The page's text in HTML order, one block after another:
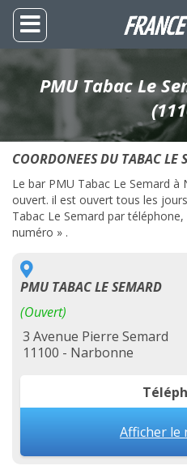
PMU Tabac Le
COORDONEES DU TABAC LE
Le bar PMU Tabac Le Semard
ouvert. il est ouvert tous les
Tabac Le Semard par
numéro » .
PMU TABAC LE SEMARD
(Ouvert)
3 Avenue Pierre Semard
11100 - Narbonne
Afficher le